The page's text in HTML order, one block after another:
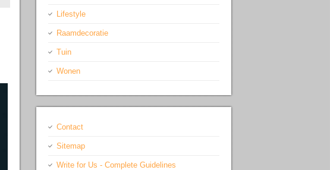
Lifestyle
Raamdecoratie
Tuin
Wonen
Contact
Sitemap
Write for Us - Complete Guidelines